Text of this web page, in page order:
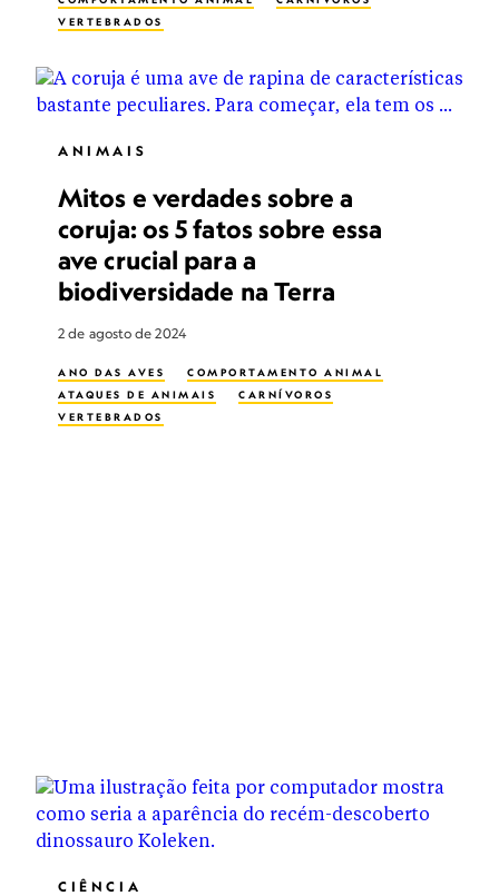
VERTEBRADOS
ANIMAIS
Mitos e verdades sobre a
coruja: os 5 fatos sobre essa
ave crucial para a
biodiversidade na Terra
2 de agosto de 2024
ANO DAS AVES
COMPORTAMENTO ANIMAL
ATAQUES DE ANIMAIS
CARNÍVOROS
VERTEBRADOS
CIÊNCIA